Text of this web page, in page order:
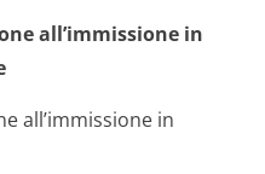
all’immissione in
all’immissione in